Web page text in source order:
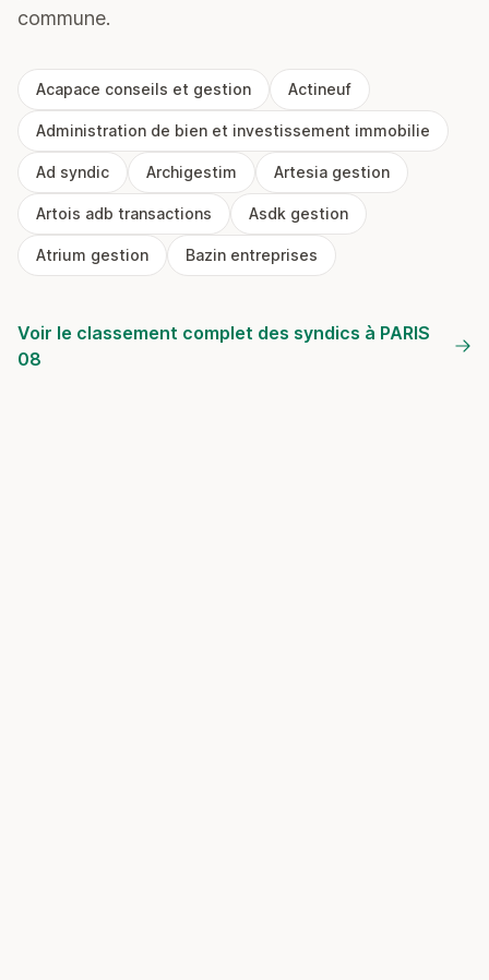
commune.
Acapace conseils et gestion Actineuf
Administration de bien et investissement immobilie
Ad syndic Archigestim Artesia gestion
Artois adb transactions Asdk gestion
Atrium gestion Bazin entreprises
Voir le classement complet des syndics à PARIS
08